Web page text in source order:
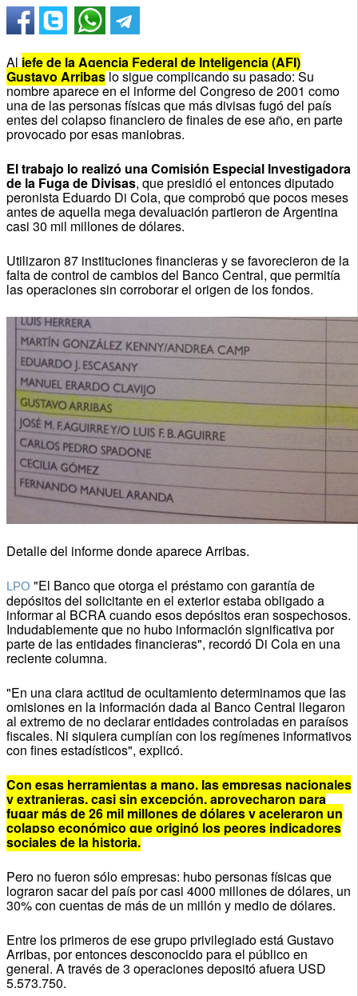
Al jefe de la Agencia Federal de Inteligencia (AFI)
Gustavo Arribaslo sigue complicando su pasado: Su
nombre aparece en el informe del Congreso de 2001 como
una de las personas físicas que más divisas fugó del país
entes del colapso financiero de finales de ese año, en parte
provocado por esas maniobras.
El trabajo lo realizó una Comisión Especial Investigadora
de la Fuga de Divisas, que presidió el entonces diputado
peronista Eduardo Di Cola, que comprobó que pocos meses
antes de aquella mega devaluación partieron de Argentina
casi 30 mil millones de dólares.
Utilizaron 87 instituciones financieras y se favorecieron de la
falta de control de cambios del Banco Central, que permitía
las operaciones sin corroborar el origen de los fondos.
Detalle del informe donde aparece Arribas.
LPO "El Banco que otorga el préstamo con garantía de
depósitos del solicitante en el exterior estaba obligado a
informar al BCRA cuando esos depósitos eran sospechosos.
Indudablemente que no hubo información significativa por
parte de las entidades financieras", recordó Di Cola en una
reciente columna.
"En una clara actitud de ocultamiento determinamos que las
omisiones en la información dada al Banco Central llegaron
al extremo de no declarar entidades controladas en paraísos
fiscales. Ni siquiera cumplían con los regímenes informativos
con fines estadísticos", explicó.
Con esas herramientas a mano, las empresas nacionales
y extranjeras, casi sin excepción, aprovecharon para
fugar más de 26 mil millones de dólares y aceleraron un
colapso económico que originó los peores indicadores
sociales de la historia.
Pero no fueron sólo empresas: hubo personas físicas que
lograron sacar del país por casi 4000 millones de dólares, un
30% con cuentas de más de un millón y medio de dólares.
Entre los primeros de ese grupo privilegiado está Gustavo
Arribas, por entonces desconocido para el público en
general. A través de 3 operaciones depositó afuera USD
5.573.750.